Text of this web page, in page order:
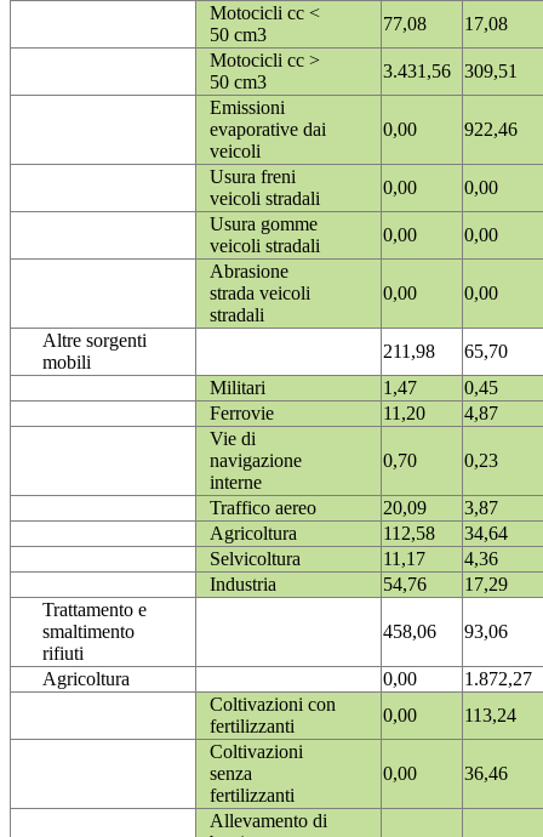
Motocicli cc <
50 cm3
77,08
17,08
Motocicli cc >
50 cm3
3.431,56
309,51
Emissioni
evaporative dai
veicoli
0,00 922,46
Usura freni
veicoli stradali
0,00
0,00
Usura gomme
veicoli stradali
0,00
0,00
Abrasione
strada veicoli
stradali
0,00 0,00
Altre sorgenti
mobili
211,98
65,70
Militari
1,47
0,45
Ferrovie
11,20
4,87
Vie di
navigazione
interne
0,70 0,23
Traffico aereo 20,09
3,87
Agricoltura
112,58
34,64
Selvicoltura
11,17
4,36
Industria
54,76
17,29
Trattamento e
smaltimento
rifiuti
458,06 93,06
Agricoltura 0,00
1.872,27
Coltivazioni con
fertilizzanti
0,00
113,24
Coltivazioni
senza
fertilizzanti
0,00 36,46
Allevamento di